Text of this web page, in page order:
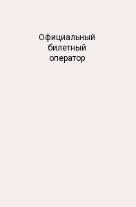
Официальный
билетный
оператор